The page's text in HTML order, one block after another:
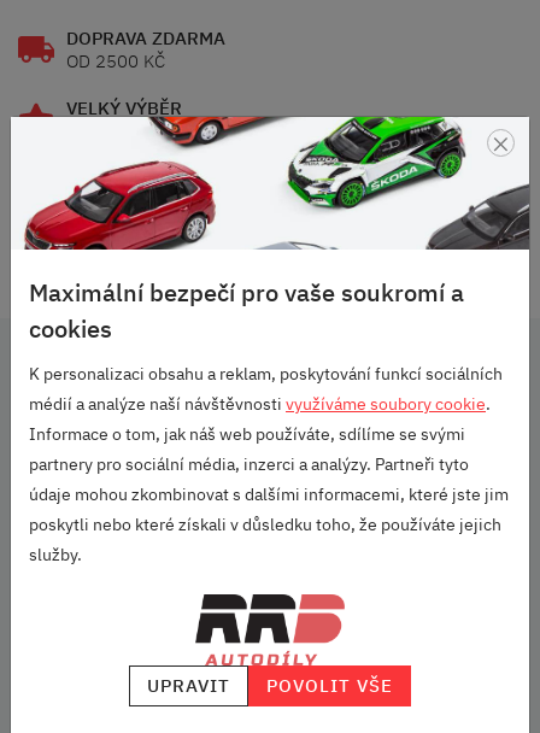
DOPRAVA ZDARMA
OD 2500 KČ
VELKÝ VÝBĚR
RODINNÁ FIRMA
S DLOUHOU TRADICÍ
SKVĚLÉ HODNOCENÍ
Související produkty
PLECHOVÝ DISK 15" - FABIA III, RAPID
×
Maximální bezpečí pro vaše soukromí a
cookies
K personalizaci obsahu a reklam, poskytování funkcí sociálních
médií a analýze naší návštěvnosti využíváme soubory cookie.
Informace o tom, jak náš web používáte, sdílíme se svými
partnery pro sociální média, inzerci a analýzy. Partneři tyto
údaje mohou zkombinovat s dalšími informacemi, které jste jim
poskytli nebo které získali v důsledku toho, že používáte jejich
služby.
UPRAVIT POVOLIT VŠE